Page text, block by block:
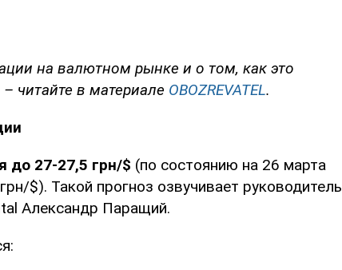
на валютном рынке и о том, как это
читайте в материале OBOZREVATEL.
до 27-27,5 грн/$ (по состоянию на 26 марта
$). Такой прогноз озвучивает руководитель
Александр Паращий.